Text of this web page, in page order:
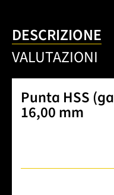
DESCRIZIONE
VALUTAZIONI
Punta HSS
16,00 mm